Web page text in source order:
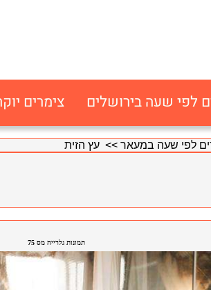
לפי שעה בירושלים צימרים
לפי שעה במעאר >> עץ הזית